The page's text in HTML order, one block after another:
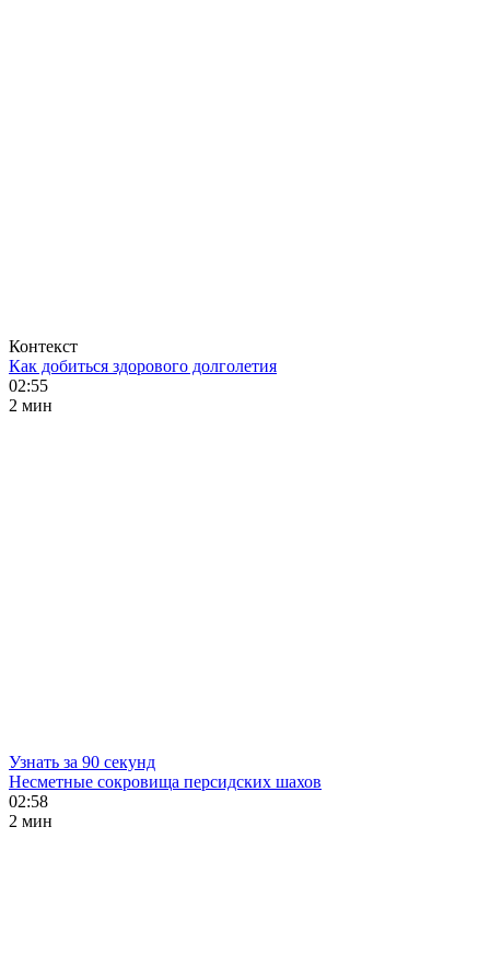
Контекст
Как добиться здорового долголетия
02:55
2 мин
Узнать за 90 секунд
Несметные сокровища персидских шахов
02:58
2 мин